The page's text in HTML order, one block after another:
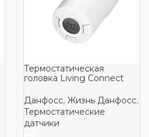
Термостатическая
головка Living Connect
Данфосс, Жизнь Данфосс,
Термостатические
датчики